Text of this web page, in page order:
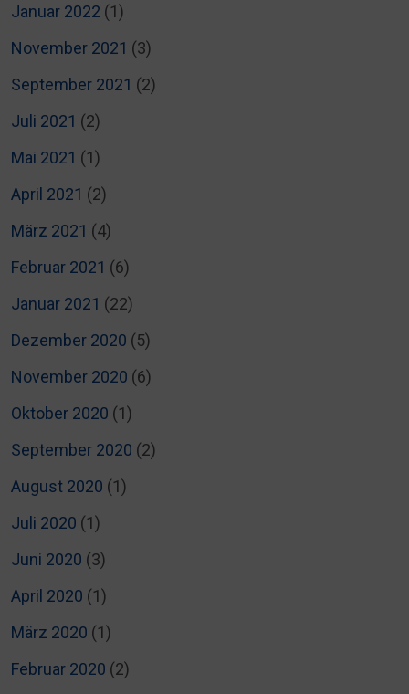
Januar 2022 (1)
November 2021 (3)
September 2021 (2)
Juli 2021 (2)
Mai 2021 (1)
April 2021 (2)
März 2021 (4)
Februar 2021 (6)
Januar 2021 (22)
Dezember 2020 (5)
November 2020 (6)
Oktober 2020 (1)
September 2020 (2)
August 2020 (1)
Juli 2020 (1)
Juni 2020 (3)
April 2020 (1)
März 2020 (1)
Februar 2020 (2)